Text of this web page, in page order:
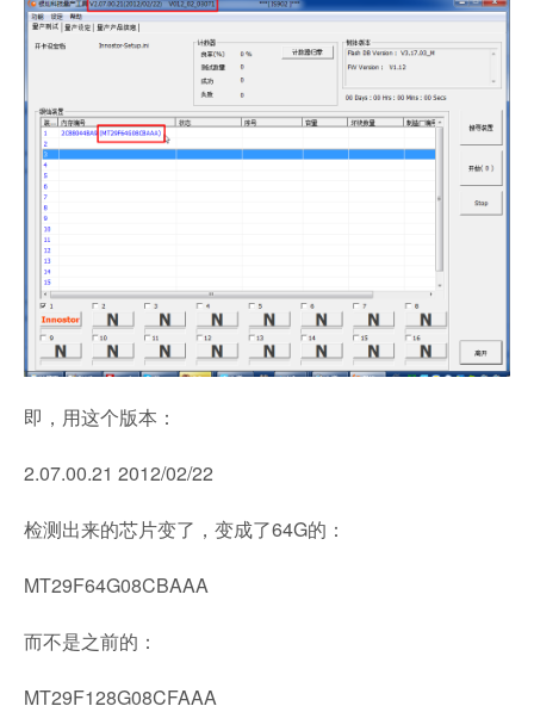
即，用这个版本：
2.07.00.21 2012/02/22
检测出来的芯片变了，变成了64G的：
MT29F64G08CBAAA
而不是之前的：
MT29F128G08CFAAA